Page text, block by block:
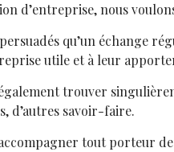
d’entreprise, nous
qu’un échange
utile et à leur
trouver
d’autres savoir-faire.
tout porteur